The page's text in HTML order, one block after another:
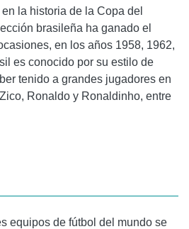
la historia de la Copa del
brasileña ha ganado el
en los años 1958, 1962,
es conocido por su estilo de
tenido a grandes jugadores en
Ronaldo y Ronaldinho, entre
equipos de fútbol del mundo se